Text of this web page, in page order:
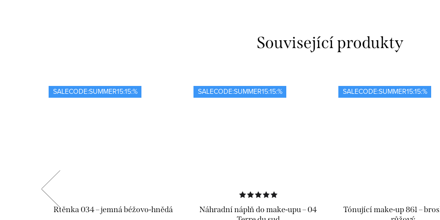
Související produkty
SALECODE:SUMMER15:15:%
Rtěnka 034 – jemná béžovo-hnědá
SALECODE:SUMMER15:15:%
Náhradní náplň do make-upu – 04
SALECODE:SUMMER15:15:%
Tónující make-up 861 –